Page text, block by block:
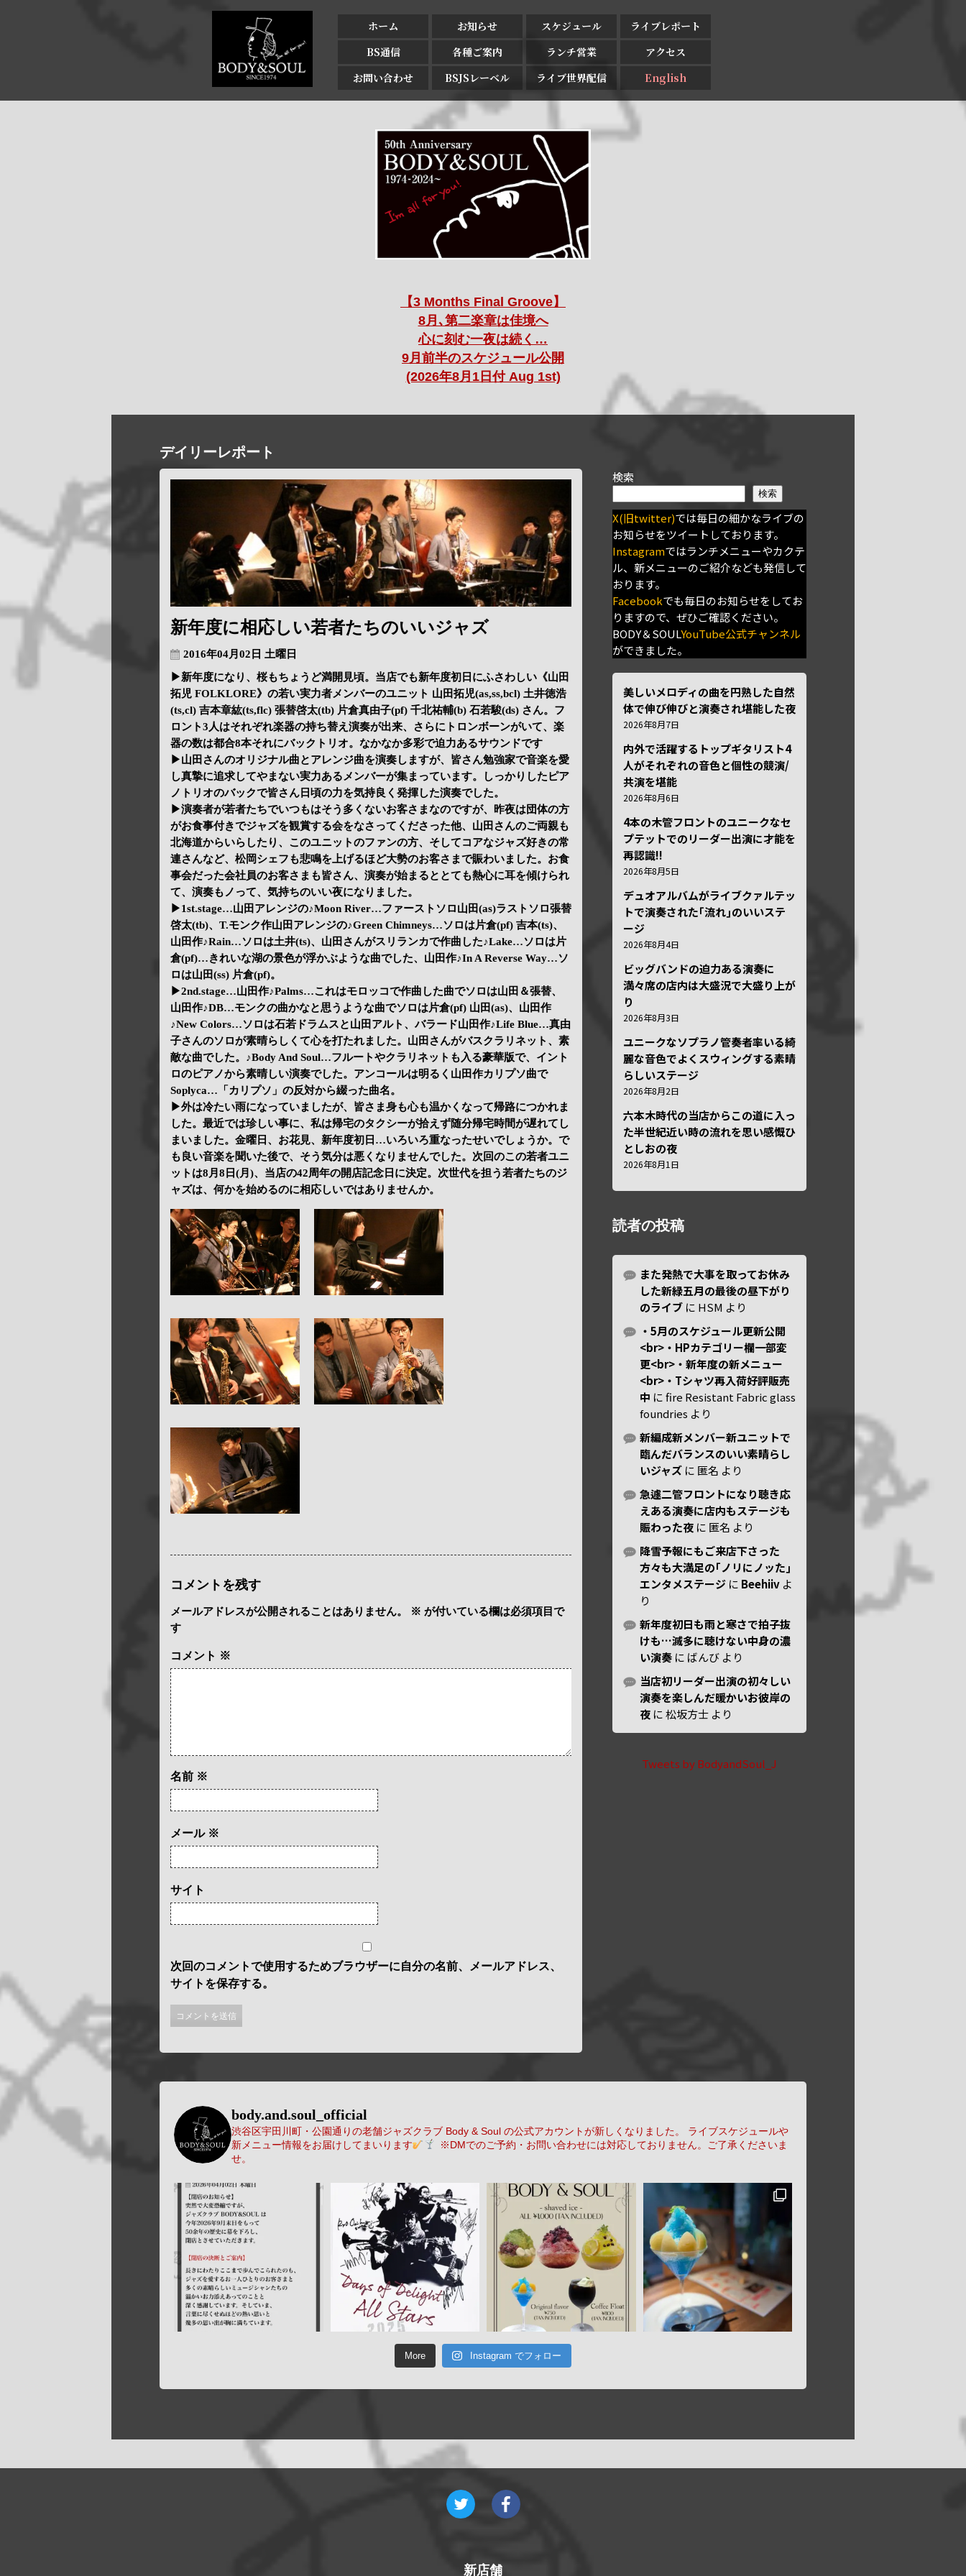
ホーム お知らせ スケジュール
ライブレポート
BS通信
各種ご案内 ランチ営業
アクセス
お問い合わせ
BSJSレーベル ライブ世界配信 English
【3 Months Final Groove】
8月､第二楽章は佳境へ
心に刻む一夜は続く…
9月前半のスケジュール公開
(2026年8月1日付 Aug 1st)
デイリーレポート
新年度に相応しい若者たちのいいジャズ
2016年04月02日 土曜日
▶新年度になり、桜もちょうど満開見頃。当店でも新年度初日にふさわしい《山田
拓児 FOLKLORE》の若い実力者メンバーのユニット 山田拓児(as,ss,bcl) 土井徳浩
(ts,cl) 吉本章紘(ts,flc) 張替啓太(tb) 片倉真由子(pf) 千北祐輔(b) 石若駿(ds) さん。フ
ロント3人はそれぞれ楽器の持ち替え演奏が出来、さらにトロンボーンがいて、楽
器の数は都合8本それにバックトリオ。なかなか多彩で迫力あるサウンドです
▶山田さんのオリジナル曲とアレンジ曲を演奏しますが、皆さん勉強家で音楽を愛
し真摯に追求してやまない実力あるメンバーが集まっています。しっかりしたピア
ノトリオのバックで皆さん日頃の力を気持良く発揮した演奏でした。
▶演奏者が若者たちでいつもはそう多くないお客さまなのですが、昨夜は団体の方
がお食事付きでジャズを観賞する会をなさってくださった他、山田さんのご両親も
北海道からいらしたり、このユニットのファンの方、そしてコアなジャズ好きの常
連さんなど、松岡シェフも悲鳴を上げるほど大勢のお客さまで賑わいました。お食
事会だった会社員のお客さまも皆さん、演奏が始まるととても熱心に耳を傾けられ
て、演奏もノって、気持ちのいい夜になりました。
▶1st.stage…山田アレンジの♪Moon River…ファーストソロ山田(as)ラストソロ張替
啓太(tb)、T.モンク作山田アレンジの♪Green Chimneys…ソロは片倉(pf) 吉本(ts)、
山田作♪Rain…ソロは土井(ts)、山田さんがスリランカで作曲した♪Lake…ソロは片
倉(pf)…きれいな湖の景色が浮かぶような曲でした、山田作♪In A Reverse Way…ソ
ロは山田(ss) 片倉(pf)。
▶2nd.stage…山田作♪Palms…これはモロッコで作曲した曲でソロは山田＆張替、
山田作♪DB…モンクの曲かなと思うような曲でソロは片倉(pf) 山田(as)、山田作
♪New Colors…ソロは石若ドラムスと山田アルト、バラード山田作♪Life Blue…真由
子さんのソロが素晴らしくて心を打たれました。山田さんがバスクラリネット、素
敵な曲でした。♪Body And Soul…フルートやクラリネットも入る豪華版で、イント
ロのピアノから素晴しい演奏でした。アンコールは明るく山田作カリプソ曲で
Soplyca…「カリプソ」の反対から綴った曲名。
▶外は冷たい雨になっていましたが、皆さま身も心も温かくなって帰路につかれま
した。最近では珍しい事に、私は帰宅のタクシーが拾えず随分帰宅時間が遅れてし
まいました。金曜日、お花見、新年度初日…いろいろ重なったせいでしょうか。で
も良い音楽を聞いた後で、そう気分は悪くなりませんでした。次回のこの若者ユニ
ットは8月8日(月)、当店の42周年の開店記念日に決定。次世代を担う若者たちのジ
ャズは、何かを始めるのに相応しいではありませんか。
コメントを残す
メールアドレスが公開されることはありません。 ※ が付いている欄は必須項目で
す
コメント ※
名前 ※
メール ※
サイト
次回のコメントで使用するためブラウザーに自分の名前、メールアドレス、
サイトを保存する。
検索
検索
X(旧twitter)では毎日の細かなライブの
お知らせをツイートしております。
Instagramではランチメニューやカクテ
ル、新メニューのご紹介なども発信して
おります。
Facebookでも毎日のお知らせをしてお
りますので、ぜひご確認ください。
BODY＆SOULYouTube公式チャンネル
ができました。
美しいメロディの曲を円熟した自然
体で伸び伸びと演奏され堪能した夜
2026年8月7日
内外で活躍するトップギタリスト4
人がそれぞれの音色と個性の競演/
共演を堪能
2026年8月6日
4本の木管フロントのユニークなセ
プテットでのリーダー出演に才能を
再認識!!
2026年8月5日
デュオアルバムがライブクァルテッ
トで演奏された｢流れ｣のいいステ
ージ
2026年8月4日
ビッグバンドの迫力ある演奏に
満々席の店内は大盛況で大盛り上が
り
2026年8月3日
ユニークなソプラノ管奏者率いる綺
麗な音色でよくスウィングする素晴
らしいステージ
2026年8月2日
六本木時代の当店からこの道に入っ
た半世紀近い時の流れを思い感慨ひ
としおの夜
2026年8月1日
読者の投稿
また発熱で大事を取ってお休み
した新緑五月の最後の昼下がり
のライブ に HSM より
・5月のスケジュール更新公開
<br>・HPカテゴリー欄一部変
更<br>・新年度の新メニュー
<br>・Tシャツ再入荷好評販売
中 にfire Resistant Fabric glass
foundries より
新編成新メンバー新ユニットで
臨んだバランスのいい素晴らし
いジャズ に 匿名 より
急遽二管フロントになり聴き応
えある演奏に店内もステージも
賑わった夜 に 匿名 より
降雪予報にもご来店下さった
方々も大満足の｢ノリにノッた｣
エンタメステージ に Beehiiv よ
り
新年度初日も雨と寒さで拍子抜
けも…滅多に聴けない中身の濃
い演奏 に ばんび より
当店初リーダー出演の初々しい
演奏を楽しんだ暖かいお彼岸の
夜 に松坂方士 より
Tweets by BodyandSoul_J
body.and.soul_official
渋谷区宇田川町・公園通りの老舗ジャズクラブ Body & Soul の公式アカウントが新しくなりました。
ライブスケジュールや
新メニュー情報をお届けしてまいります
※DMでのご予約・お問い合わせには対応しておりません。ご了承くださいま
せ。
More Instagram でフォロー
新店舗